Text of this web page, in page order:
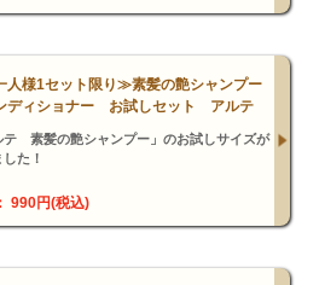
様1セット限り≫素髪の艶シャンプー
ディショナー お試しセット アルテ
テ 素髪の艶シャンプー」のお試しサイズが
た！
990円(税込)